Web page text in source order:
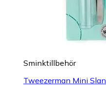
Sminktillbehör
Tweezerman Mini